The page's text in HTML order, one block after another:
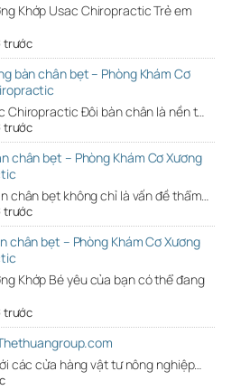
Khớp Usac Chiropractic Trẻ em
trước
bàn chân bẹt – Phòng Khám Cơ
Chiropractic Đôi bàn chân là nền t…
trước
chân bẹt – Phòng Khám Cơ Xương
chân bẹt không chỉ là vấn đề thẩm…
trước
chân bẹt – Phòng Khám Cơ Xương
Khớp Bé yêu của bạn có thể đang
trước
các cửa hàng vật tư nông nghiệp…